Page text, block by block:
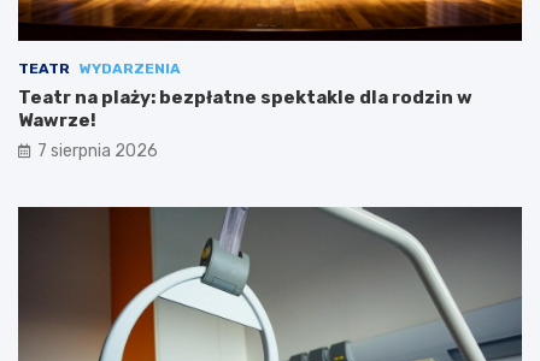
TEATR WYDARZENIA
Teatr na plaży: bezpłatne spektakle dla rodzin w
Wawrze!
7 sierpnia 2026